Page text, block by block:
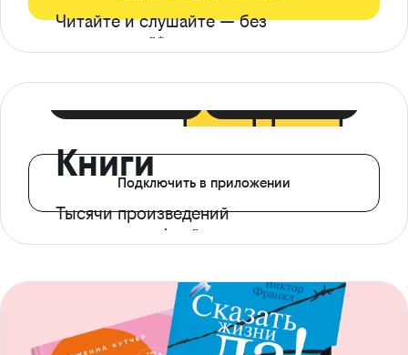
Читайте и слушайте — без
ограничений*
Книги
Тысячи произведений
с доступом офлайн
Подключить в приложении